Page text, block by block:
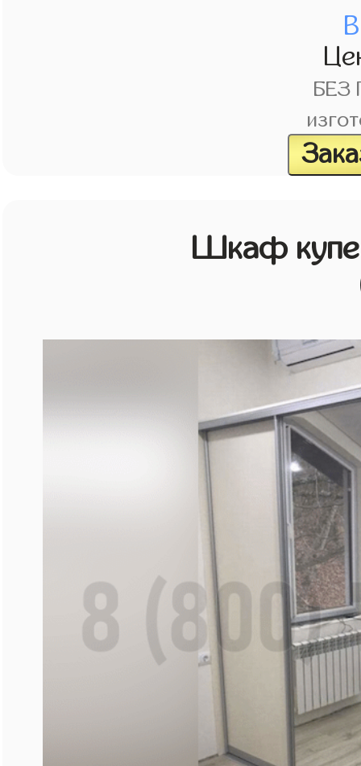
БЕЗ
Шкаф купе